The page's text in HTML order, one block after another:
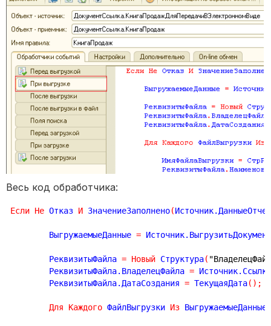
Весь код обработчика:
Если Не Отказ И ЗначениеЗаполнено(
	ВыгружаемыеДанные
=
	РеквизитыФайла
= Новый Структура(
	РеквизитыФайла.ВладелецФайла
=
	РеквизитыФайла.ДатаСоздания
= ТекущаяДата( ) ;
Для Каждого ФайлВыгрузки Из